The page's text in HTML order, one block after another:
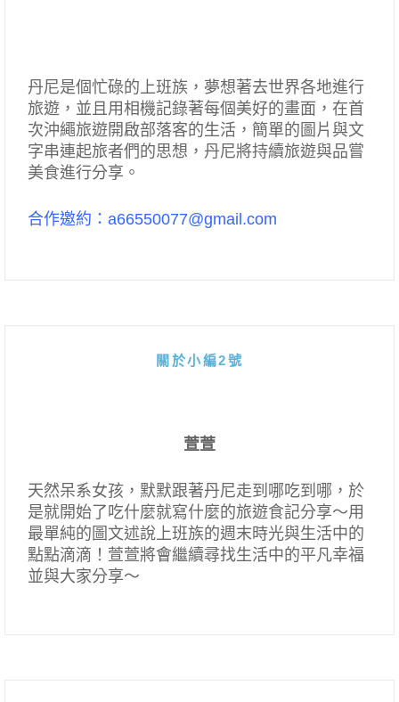
丹尼是個忙碌的上班族，夢想著去世界各地進行
旅遊，並且用相機記錄著每個美好的畫面，在首
次沖繩旅遊開啟部落客的生活，簡單的圖片與文
字串連起旅者們的思想，丹尼將持續旅遊與品嘗
美食進行分享。
合作邀約：a66550077@gmail.com
關於小編2號
萱萱
天然呆系女孩，默默跟著丹尼走到哪吃到哪，於
是就開始了吃什麼就寫什麼的旅遊食記分享～用
最單純的圖文述說上班族的週末時光與生活中的
點點滴滴！萱萱將會繼續尋找生活中的平凡幸福
並與大家分享～